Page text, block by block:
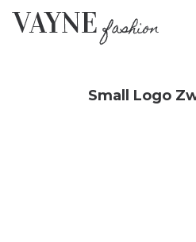
Small Logo